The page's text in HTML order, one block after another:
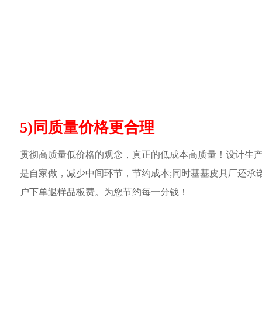
5)同质量价格更合理
贯彻高质量低价格的观念，真正的低成本高质量！设计生
是自家做，减少中间环节，节约成本;同时基基皮具厂还承
户下单退样品板费。为您节约每一分钱！